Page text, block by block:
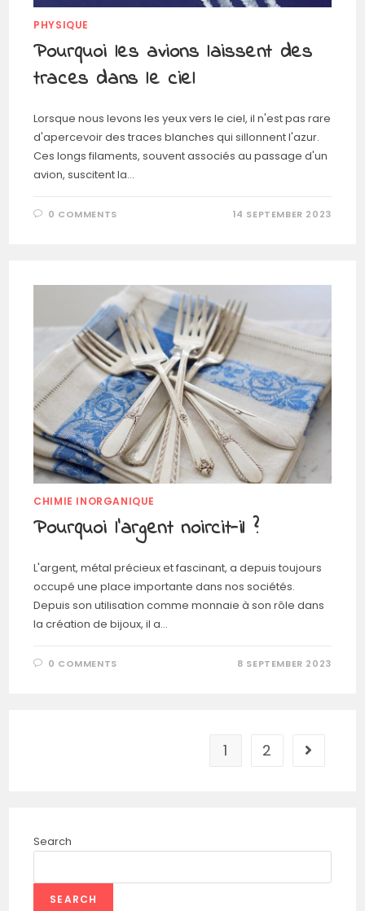
PHYSIQUE
Pourquoi les avions laissent des
traces dans le ciel
Lorsque nous levons les yeux vers le ciel, il n'est pas rare
d'apercevoir des traces blanches qui sillonnent l'azur.
Ces longs filaments, souvent associés au passage d'un
avion, suscitent la…
0 COMMENTS 14 SEPTEMBER 2023
CHIMIE INORGANIQUE
Pourquoi l’argent noircit-il ?
L'argent, métal précieux et fascinant, a depuis toujours
occupé une place importante dans nos sociétés.
Depuis son utilisation comme monnaie à son rôle dans
la création de bijoux, il a…
0 COMMENTS 8 SEPTEMBER 2023
1 2
Search
SEARCH